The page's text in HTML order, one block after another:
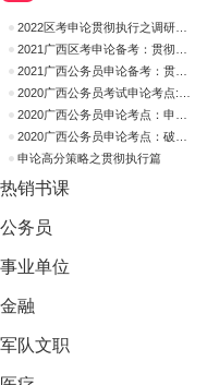
申论高分策略之贯彻执行篇
热销书课
公务员
事业单位
金融
军队文职